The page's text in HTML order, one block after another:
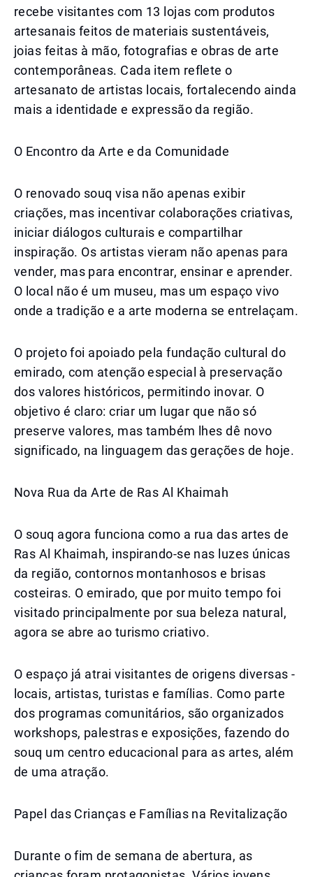
recebe visitantes com 13 lojas com produtos
artesanais feitos de materiais sustentáveis,
joias feitas à mão, fotografias e obras de arte
contemporâneas. Cada item reflete o
artesanato de artistas locais, fortalecendo ainda
mais a identidade e expressão da região.
O Encontro da Arte e da Comunidade
O renovado souq visa não apenas exibir
criações, mas incentivar colaborações criativas,
iniciar diálogos culturais e compartilhar
inspiração. Os artistas vieram não apenas para
vender, mas para encontrar, ensinar e aprender.
O local não é um museu, mas um espaço vivo
onde a tradição e a arte moderna se entrelaçam.
O projeto foi apoiado pela fundação cultural do
emirado, com atenção especial à preservação
dos valores históricos, permitindo inovar. O
objetivo é claro: criar um lugar que não só
preserve valores, mas também lhes dê novo
significado, na linguagem das gerações de hoje.
Nova Rua da Arte de Ras Al Khaimah
O souq agora funciona como a rua das artes de
Ras Al Khaimah, inspirando-se nas luzes únicas
da região, contornos montanhosos e brisas
costeiras. O emirado, que por muito tempo foi
visitado principalmente por sua beleza natural,
agora se abre ao turismo criativo.
O espaço já atrai visitantes de origens diversas -
locais, artistas, turistas e famílias. Como parte
dos programas comunitários, são organizados
workshops, palestras e exposições, fazendo do
souq um centro educacional para as artes, além
de uma atração.
Papel das Crianças e Famílias na Revitalização
Durante o fim de semana de abertura, as